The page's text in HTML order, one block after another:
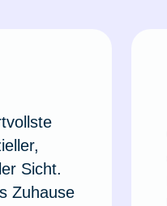
Sicht.
Zuhause